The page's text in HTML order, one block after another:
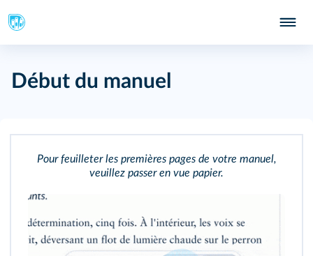
Début du manuel
Pour feuilleter les premières pages de votre manuel,
veuillez passer en vue papier.